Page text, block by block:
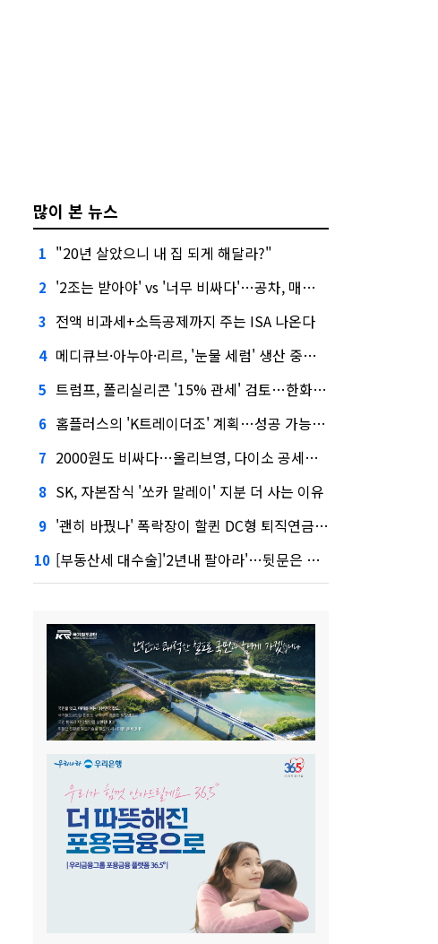
많이 본 뉴스
1 "20년 살았으니 내 집 되게 해달라?"
2 '2조는 받아야' vs '너무 비싸다'…공차, 매각 성공할까
3 전액 비과세+소득공제까지 주는 ISA 나온다
4 메디큐브·아누아·리르, '눈물 세럼' 생산 중단한다
5 트럼프, 폴리실리콘 '15% 관세' 검토…한화큐셀·OCI 영향은?
6 홈플러스의 'K트레이더조' 계획…성공 가능성은 '글쎄'
7 2000원도 비싸다…올리브영, 다이소 공세에 '가성비'로 맞불
8 SK, 자본잠식 '쏘카 말레이' 지분 더 사는 이유
9 '괜히 바꿨나' 폭락장이 할퀸 DC형 퇴직연금…전문가 조언은
10 [부동산세 대수술]'2년내 팔아라'…뒷문은 열었다